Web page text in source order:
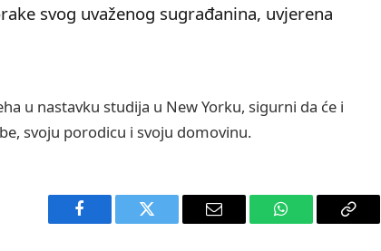
svog uvaženog sugrađanina, uvjerena
u nastavku studija u New Yorku, sigurni da će i
svoju porodicu i svoju domovinu.
Facebook Twitter Email WhatsAppCopy